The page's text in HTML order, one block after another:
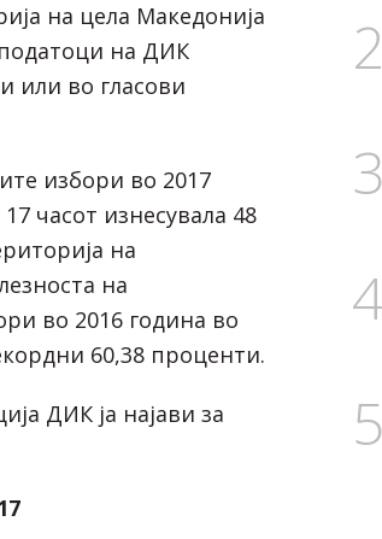
на цела Македонија
на ДИК
или во гласови
избори во 2017
часот изнесувала 48
на
на
во 2016 година во
60,38 проценти.
ДИК ја најави за
2
3
5